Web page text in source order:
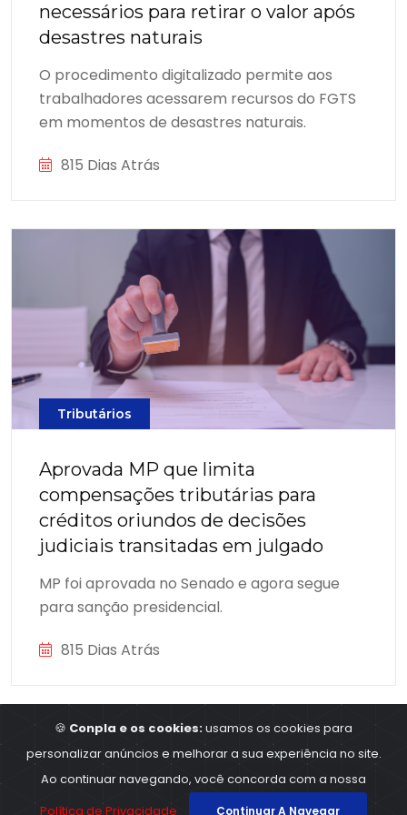
necessários para retirar o valor após
desastres naturais
O procedimento digitalizado permite aos
trabalhadores acessarem recursos do FGTS
em momentos de desastres naturais.
815 Dias Atrás
Tributários
Aprovada MP que limita
compensações tributárias para
créditos oriundos de decisões
judiciais transitadas em julgado
MP foi aprovada no Senado e agora segue
para sanção presidencial.
815 Dias Atrás
🍪 Conpla e os cookies:usamos os cookies para
personalizar anúncios e melhorar a sua experiência no site.
Ao continuar navegando, você concorda com a nossa
Política de Privacidade
Continuar A Navegar
©2023 Conpla - Contabilidade e planejamentos